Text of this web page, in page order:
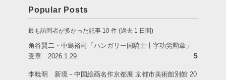
Popular Posts
最も訪問者が多かった記事 10 件 (過去 1 日間)
角谷賢二・中島裕司「ハンガリー国騎士十字功労勲章」
受章 2026.1.29.
5
李暁明 新境－中国絵画名作京都展 京都市美術館別館 20